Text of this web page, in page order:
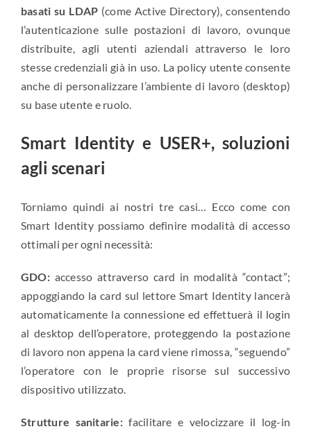
basati su LDAP (come Active Directory), consentendo
l’autenticazione sulle postazioni di lavoro, ovunque
distribuite, agli utenti aziendali attraverso le loro
stesse credenziali già in uso. La policy utente consente
anche di personalizzare l’ambiente di lavoro (desktop)
su base utente e ruolo.
Smart Identity e USER+, soluzioni
agli scenari
Torniamo quindi ai nostri tre casi… Ecco come con
Smart Identity possiamo definire modalità di accesso
ottimali per ogni necessità:
GDO:accesso attraverso card in modalità “contact”;
appoggiando la card sul lettore Smart Identity lancerà
automaticamente la connessione ed effettuerà il login
al desktop dell’operatore, proteggendo la postazione
di lavoro non appena la card viene rimossa, “seguendo”
l’operatore con le proprie risorse sul successivo
dispositivo utilizzato.
Strutture sanitarie:facilitare e velocizzare il log-in